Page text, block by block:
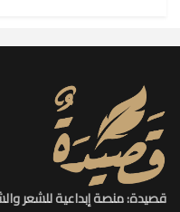
قصيدة: منصة إبداعية للشعر